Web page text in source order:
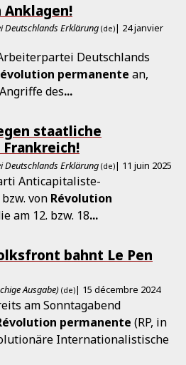
Deutschlands Erklärung (de)| 24 janvier
Deutschlands
permanente an,
des...
staatliche
Frankreich!
Deutschlands Erklärung (de)| 11 juin 2025
Anticapitaliste-
von Révolution
am 12. bzw. 18...
bahnt Le Pen
Ausgabe) (de)| 15 décembre 2024
am Sonntagabend
permanente (RP, in
Internationalistische